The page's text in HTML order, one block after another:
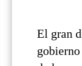
El gran